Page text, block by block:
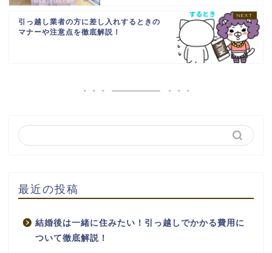
引っ越し業者の方に差し入れするときの
マナーや注意点を徹底解説！
最近の投稿
結婚後は一緒に住みたい！引っ越しでかかる費用に
ついて徹底解説！